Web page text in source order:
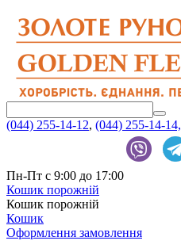
(044) 255-14-12, (044) 255-14-14,
Пн-Пт с 9:00 до 17:00
Кошик порожній
Кошик порожній
Кошик
Оформлення замовлення